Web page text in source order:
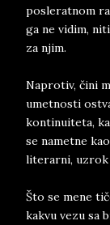
posleratnom
ga ne vidim,
za njim.
Naprotiv, čini
umetnosti
kontinuiteta,
se nametne
literarni, uzrok
Što se mene
kakvu vezu sa